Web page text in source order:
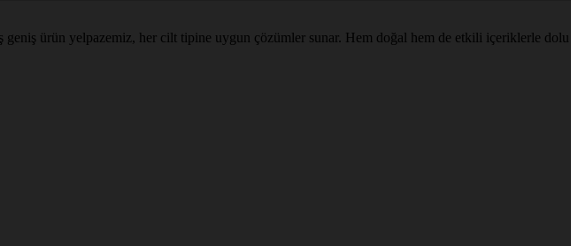
ürün yelpazemiz, her cilt tipine uygun çözümler sunar. Hem doğal hem de etkili içeriklerle dolu